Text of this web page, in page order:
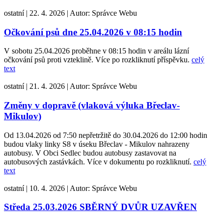
ostatní | 22. 4. 2026 | Autor: Správce Webu
Očkování psů dne 25.04.2026 v 08:15 hodin
V sobotu 25.04.2026 proběhne v 08:15 hodin v areálu lázní
očkování psů proti vzteklině. Více po rozkliknutí příspěvku. celý
text
ostatní | 21. 4. 2026 | Autor: Správce Webu
Změny v dopravě (vlaková výluka Břeclav-
Mikulov)
Od 13.04.2026 od 7:50 nepřetržitě do 30.04.2026 do 12:00 hodin
budou vlaky linky S8 v úseku Břeclav - Mikulov nahrazeny
autobusy. V Obci Sedlec budou autobusy zastavovat na
autobusových zastávkách. Více v dokumentu po rozkliknutí. celý
text
ostatní | 10. 4. 2026 | Autor: Správce Webu
Středa 25.03.2026 SBĚRNÝ DVŮR UZAVŘEN